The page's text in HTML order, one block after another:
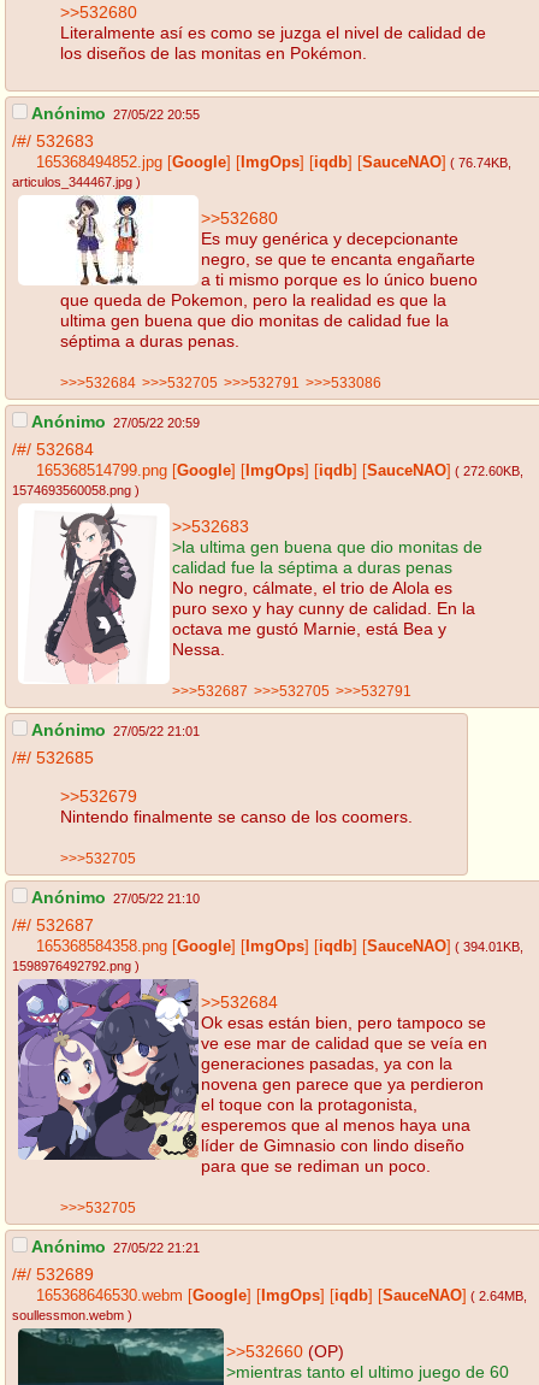
>>532680
Literalmente así es como se juzga el nivel de calidad de
los diseños de las monitas en Pokémon.
Anónimo 27/05/22 20:55
/#/ 532683
165368494852.jpg Google ImgOps iqdb SauceNAO ( 76.74KB
articulos_344467.jpg )
>>532680
Es muy genérica y decepcionante
negro, se que te encanta engañarte
a ti mismo porque es lo único bueno
que queda de Pokemon, pero la realidad es que la
ultima gen buena que dio monitas de calidad fue la
séptima a duras penas.
>>>532684 >>>532705 >>>532791 >>>533086
Anónimo 27/05/22 20:59
/#/ 532684
165368514799.png Google ImgOps iqdb SauceNAO ( 272.60KB
1574693560058.png )
>>532683
>la ultima gen buena que dio monitas de
calidad fue la séptima a duras penas
No negro, cálmate, el trio de Alola es
puro sexo y hay cunny de calidad. En la
octava me gustó Marnie, está Bea y
Nessa.
>>>532687 >>>532705 >>>532791
Anónimo 27/05/22 21:01
/#/ 532685
>>532679
Nintendo finalmente se canso de los coomers.
>>>532705
Anónimo 27/05/22 21:10
/#/ 532687
165368584358.png Google ImgOps iqdb SauceNAO ( 394.01KB
1598976492792.png )
>>532684
Ok esas están bien, pero tampoco se
ve ese mar de calidad que se veía en
generaciones pasadas, ya con la
novena gen parece que ya perdieron
el toque con la protagonista,
esperemos que al menos haya una
líder de Gimnasio con lindo diseño
para que se rediman un poco.
>>>532705
Anónimo 27/05/22 21:21
/#/ 532689
165368646530.webm Google ImgOps iqdb SauceNAO ( 2.64MB
soullessmon.webm )
>>532660(OP)
>mientras tanto el ultimo juego de 60